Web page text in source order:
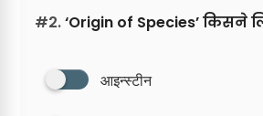
#2.‘Origin of Species’ किसने
आइन्स्टीन